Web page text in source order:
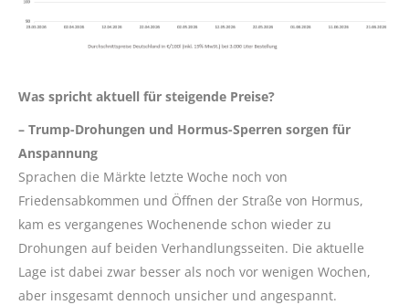
Was spricht aktuell für steigende Preise?
– Trump-Drohungen und Hormus-Sperren sorgen für
Anspannung
Sprachen die Märkte letzte Woche noch von
Friedensabkommen und Öffnen der Straße von Hormus,
kam es vergangenes Wochenende schon wieder zu
Drohungen auf beiden Verhandlungsseiten. Die aktuelle
Lage ist dabei zwar besser als noch vor wenigen Wochen,
aber insgesamt dennoch unsicher und angespannt.